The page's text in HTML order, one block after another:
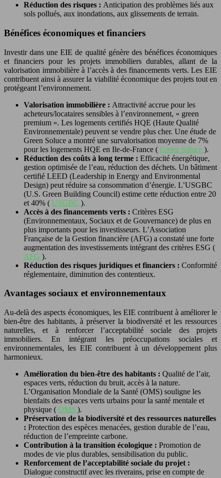
Réduction des risques : Anticipation des problèmes liés aux
sols pollués, aux inondations, aux glissements de terrain.
Bénéfices économiques et financiers
Investir dans une EIE de qualité génère des bénéfices économiques
et financiers pour les projets immobiliers durables, allant de la
valorisation immobilière à l’accès à des financements verts. Les EIE
contribuent ainsi à assurer la viabilité économique des projets tout en
protégeant l’environnement.
Valorisation immobilière : Attractivité accrue pour les
acheteurs/locataires sensibles à l’environnement, « green
premium ». Les logements certifiés HQE (Haute Qualité
Environnementale) peuvent se vendre plus cher. Une étude de
Green Soluce a montré une survalorisation moyenne de 7%
pour les logements HQE en Ile-de-France ( Green Soluce ).
Réduction des coûts à long terme : Efficacité énergétique,
gestion optimisée de l’eau, réduction des déchets. Un bâtiment
certifié LEED (Leadership in Energy and Environmental
Design) peut réduire sa consommation d’énergie. L’USGBC
(U.S. Green Building Council) estime cette réduction entre 20
et 40% ( USGBC ).
Accès à des financements verts : Critères ESG
(Environnementaux, Sociaux et de Gouvernance) de plus en
plus importants pour les investisseurs. L’Association
Française de la Gestion financière (AFG) a constaté une forte
augmentation des investissements intégrant des critères ESG (
AFG ).
Réduction des risques juridiques et financiers : Conformité
réglementaire, diminution des contentieux.
Avantages sociaux et environnementaux
Au-delà des aspects économiques, les EIE contribuent à améliorer le
bien-être des habitants, à préserver la biodiversité et les ressources
naturelles, et à renforcer l’acceptabilité sociale des projets
immobiliers. En intégrant les préoccupations sociales et
environnementales, les EIE contribuent à un développement plus
harmonieux.
Amélioration du bien-être des habitants : Qualité de l’air,
espaces verts, réduction du bruit, accès à la nature.
L’Organisation Mondiale de la Santé (OMS) souligne les
bienfaits des espaces verts urbains pour la santé mentale et
physique ( OMS ).
Préservation de la biodiversité et des ressources naturelles
: Protection des espèces menacées, gestion durable de l’eau,
réduction de l’empreinte carbone.
Contribution à la transition écologique : Promotion de
modes de vie plus durables, sensibilisation du public.
Renforcement de l’acceptabilité sociale du projet :
Dialogue constructif avec les riverains, prise en compte de